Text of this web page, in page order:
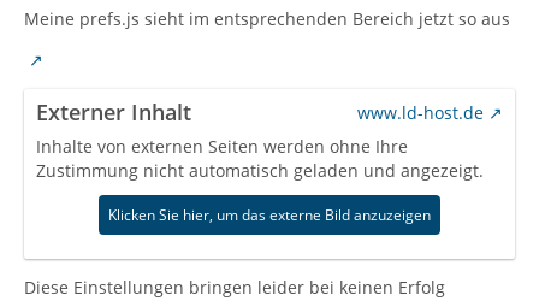
Meine prefs.js sieht im entsprechenden Bereich jetzt so aus
Externer Inhalt
www.ld-host.de
Inhalte von externen Seiten werden ohne Ihre
Zustimmung nicht automatisch geladen und angezeigt.
Klicken Sie hier, um das externe Bild anzuzeigen
Diese Einstellungen bringen leider bei keinen Erfolg